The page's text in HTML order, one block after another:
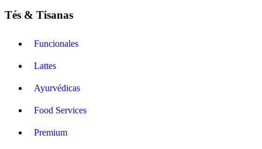
Tés & Tisanas
Funcionales
Lattes
Ayurvédicas
Food Services
Premium